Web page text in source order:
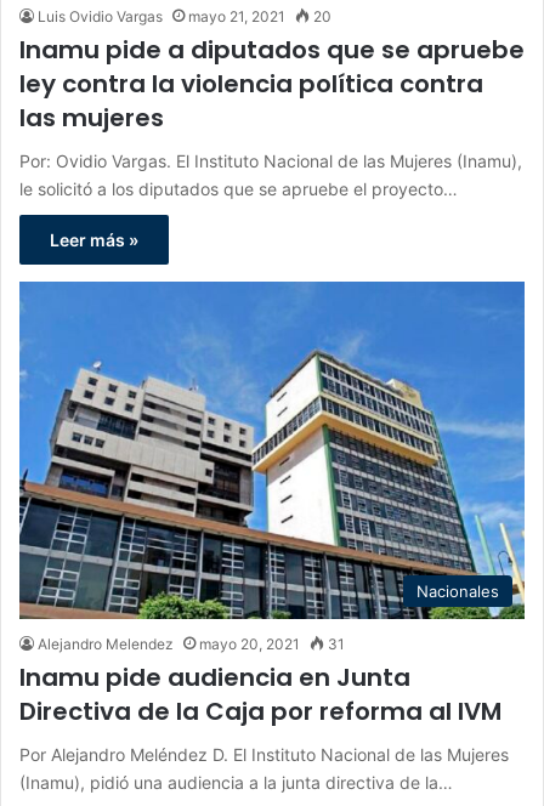
Luis Ovidio Vargas mayo 21, 2021 20
Inamu pide a diputados que se apruebe
ley contra la violencia política contra
las mujeres
Por: Ovidio Vargas. El Instituto Nacional de las Mujeres (Inamu),
le solicitó a los diputados que se apruebe el proyecto…
Leer más »
Nacionales
Alejandro Melendez mayo 20, 2021 31
Inamu pide audiencia en Junta
Directiva de la Caja por reforma al IVM
Por Alejandro Meléndez D. El Instituto Nacional de las Mujeres
(Inamu), pidió una audiencia a la junta directiva de la…